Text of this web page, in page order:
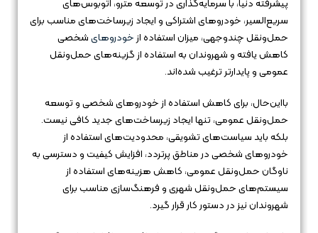
پیشرفته دنیا، با سرمایه‌گذاری در توسعه مترو، اتوبوس‌های
سریع‌السیر، خودروهای اشتراکی و ایجاد زیرساخت‌های مناسب برای
حمل‌ونقل چندوجهی، میزان استفاده از خودروهایشخصی
کاهش یافته و شهروندان به استفاده از گزینه‌های حمل‌ونقل
عمومی و پایدارتر ترغیب شده‌اند.
بااین‌حال، برای کاهش استفاده از خودروهای شخصی و توسعه
حمل‌ونقل عمومی، تنها ایجاد زیرساخت‌های جدید کافی نیست.
بلکه باید سیاست‌های تشویقی، محدودیت‌های استفاده از
خودروهای شخصی در مناطق پرتردد، افزایش کیفیت و دسترسی به
ناوگان حمل‌ونقل عمومی، کاهش هزینه‌های استفاده از
سیستم‌های حمل‌ونقل شهری و فرهنگ‌سازی مناسب برای
شهروندان نیز در دستور کار قرار گیرد.